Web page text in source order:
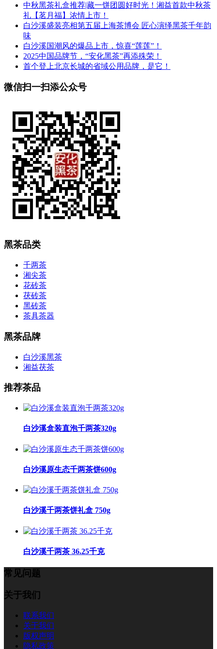
中秋黑茶礼盒推荐|藏一饼团圆好时光！湘益首款中秋茶
礼【茗月福】浓情上市！
白沙溪盛装亮相第五届上海茶博会 匠心演绎黑茶千年韵
味
白沙溪国潮风的爆品上市，惊喜“莲莲”！
2025中国品牌节，“安化黑茶”再添殊荣！
首个登上北京长城的省域公用品牌，是它！
微信扫一扫添公众号
黑茶品类
千两茶
湘尖茶
花砖茶
茯砖茶
黑砖茶
茶具茶器
黑茶品牌
白沙溪黑茶
湘益茯茶
推荐茶品
白沙溪盒装直泡千两茶320g
白沙溪原生态千两茶饼600g
白沙溪千两茶饼礼盒 750g
白沙溪千两茶 36.25千克
常见问题
关于我们
联系我们
关于我们
版权声明
隐私政策